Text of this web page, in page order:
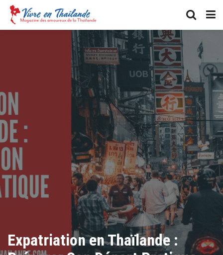
Expatriation en Thaïlande :